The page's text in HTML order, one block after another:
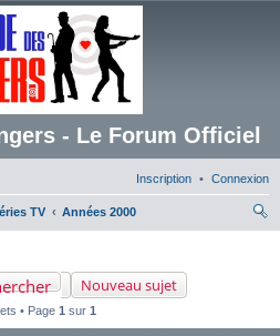
- Le Forum Officiel
Connexion
Inscription
TV
Années 2000
Nouveau sujet
• Page 1 sur 1